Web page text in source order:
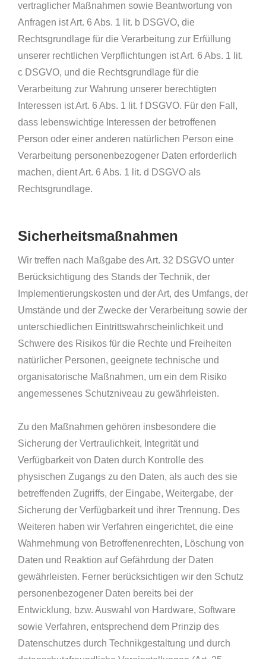
vertraglicher Maßnahmen sowie Beantwortung von
Anfragen ist Art. 6 Abs. 1 lit. b DSGVO, die
Rechtsgrundlage für die Verarbeitung zur Erfüllung
unserer rechtlichen Verpflichtungen ist Art. 6 Abs. 1 lit.
c DSGVO, und die Rechtsgrundlage für die
Verarbeitung zur Wahrung unserer berechtigten
Interessen ist Art. 6 Abs. 1 lit. f DSGVO. Für den Fall,
dass lebenswichtige Interessen der betroffenen
Person oder einer anderen natürlichen Person eine
Verarbeitung personenbezogener Daten erforderlich
machen, dient Art. 6 Abs. 1 lit. d DSGVO als
Rechtsgrundlage.
Sicherheitsmaßnahmen
Wir treffen nach Maßgabe des Art. 32 DSGVO unter
Berücksichtigung des Stands der Technik, der
Implementierungskosten und der Art, des Umfangs, der
Umstände und der Zwecke der Verarbeitung sowie der
unterschiedlichen Eintrittswahrscheinlichkeit und
Schwere des Risikos für die Rechte und Freiheiten
natürlicher Personen, geeignete technische und
organisatorische Maßnahmen, um ein dem Risiko
angemessenes Schutzniveau zu gewährleisten.
Zu den Maßnahmen gehören insbesondere die
Sicherung der Vertraulichkeit, Integrität und
Verfügbarkeit von Daten durch Kontrolle des
physischen Zugangs zu den Daten, als auch des sie
betreffenden Zugriffs, der Eingabe, Weitergabe, der
Sicherung der Verfügbarkeit und ihrer Trennung. Des
Weiteren haben wir Verfahren eingerichtet, die eine
Wahrnehmung von Betroffenenrechten, Löschung von
Daten und Reaktion auf Gefährdung der Daten
gewährleisten. Ferner berücksichtigen wir den Schutz
personenbezogener Daten bereits bei der
Entwicklung, bzw. Auswahl von Hardware, Software
sowie Verfahren, entsprechend dem Prinzip des
Datenschutzes durch Technikgestaltung und durch